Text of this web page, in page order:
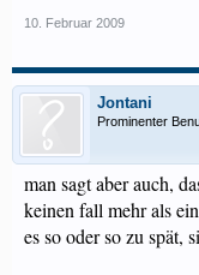
10. Februar 2009
Jontani
Prominenter
man sagt aber auch,
keinen fall mehr als
es so oder so zu spät,